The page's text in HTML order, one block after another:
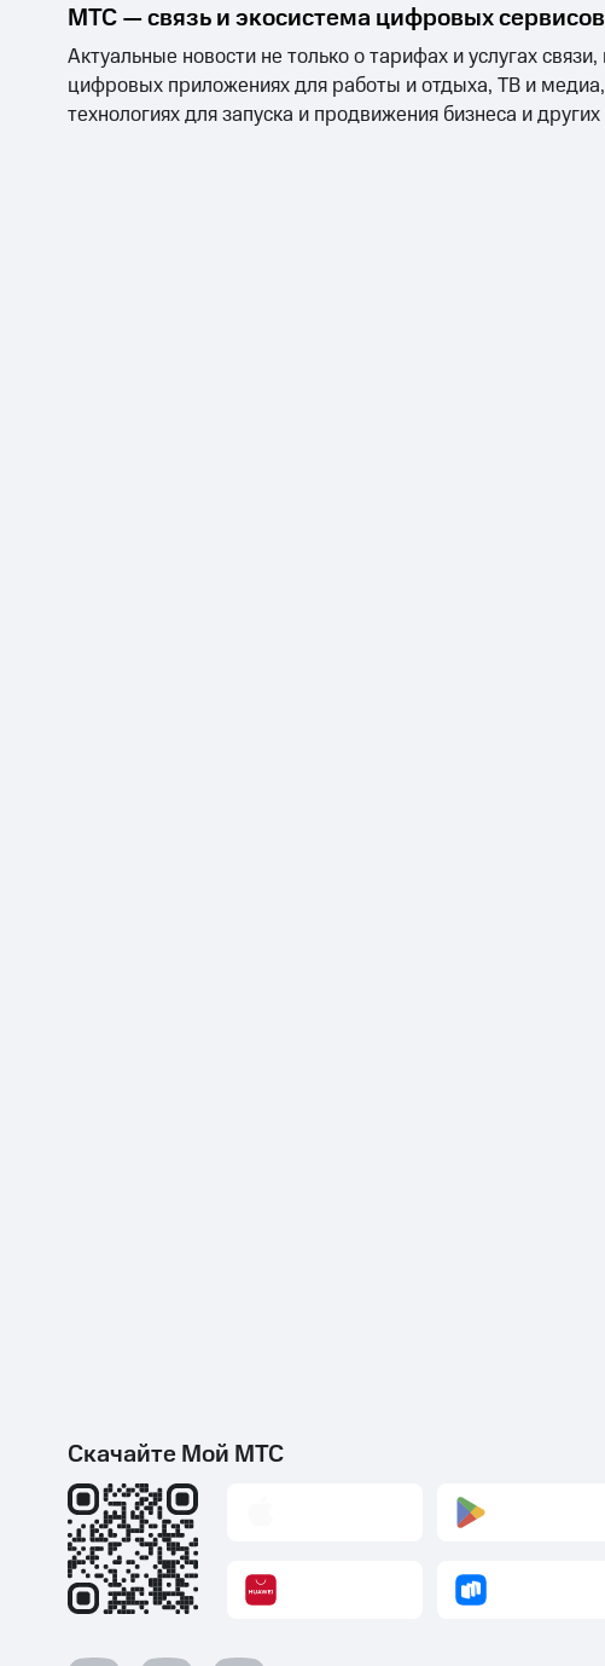
МТС — связь и экосистема цифровых сервисов
Актуальные новости не только о тарифах и услугах
цифровых приложениях для работы и отдыха, ТВ и
технологиях для запуска и продвижения бизнеса и
Скачайте Мой МТС